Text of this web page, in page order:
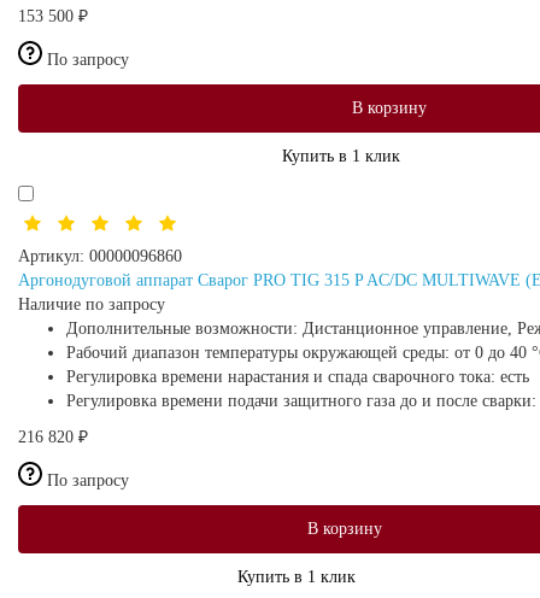
153 500 ₽
По запросу
В корзину
Купить в 1 клик
Артикул: 00000096860
Аргонодуговой аппарат Сварог PRO TIG 315 P AC/DC MULTIWAVE
Наличие по запросу
Дополнительные возможности: Дистанционное управление,
Рабочий диапазон температуры окружающей среды: от 0 до 40
Регулировка времени нарастания и спада сварочного тока: есть
Регулировка времени подачи защитного газа до и после сварки:
216 820 ₽
По запросу
В корзину
Купить в 1 клик